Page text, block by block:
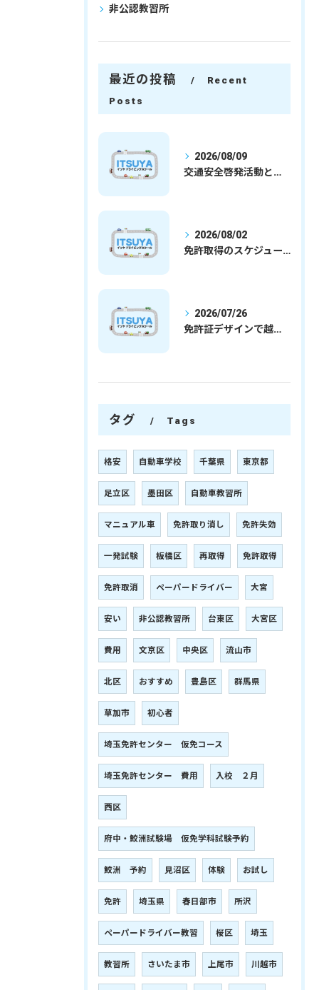
非公認教習所
最近の投稿
Recent
Posts
2026/08/09
交通安全啓発活動と埼玉県さいたま市行田市で免許取得を安心して目指すための実践ガイド
2026/08/02
免許取得のスケジュールを徹底解説学生社会人の通学合宿別プランで最短取得のコツ
2026/07/26
免許証デザインで越谷市愛を表現する埼玉県さいたま市越谷市の免許取得完全ガイド
タグ Tags
格安 自動車学校 千葉県 東京都
足立区 墨田区 自動車教習所
マニュアル車 免許取り消し 免許失効
一発試験 板橋区 再取得 免許取得
免許取消 ペーパードライバー 大宮
安い 非公認教習所 台東区 大宮区
費用 文京区 中央区 流山市
北区 おすすめ 豊島区 群馬県
草加市 初心者
埼玉免許センター 仮免コース
埼玉免許センター 費用 入校 ２月
西区
府中・鮫洲試験場 仮免学科試験予約
鮫洲 予約 見沼区 体験 お試し
免許 埼玉県 春日部市 所沢
ペーパードライバー教習 桜区 埼玉
教習所 さいたま市 上尾市 川越市